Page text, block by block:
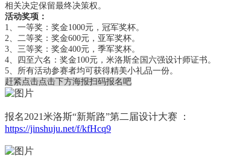
相关决定保留最终决策权。
活动奖项：
1、一等奖：奖金1000元，冠军奖杯。
2、二等奖：奖金600元，亚军奖杯。
3、三等奖：奖金400元，季军奖杯。
4、四至六名：奖金100元，米洛斯全国六强设计师证书。
5、所有活动参赛者均可获得精美小礼品一份。
赶紧点击点击下方海报扫码报名吧
报名2021米洛斯“新斯路”第二届设计大赛 ：
https://jinshuju.net/f/kfHcq9